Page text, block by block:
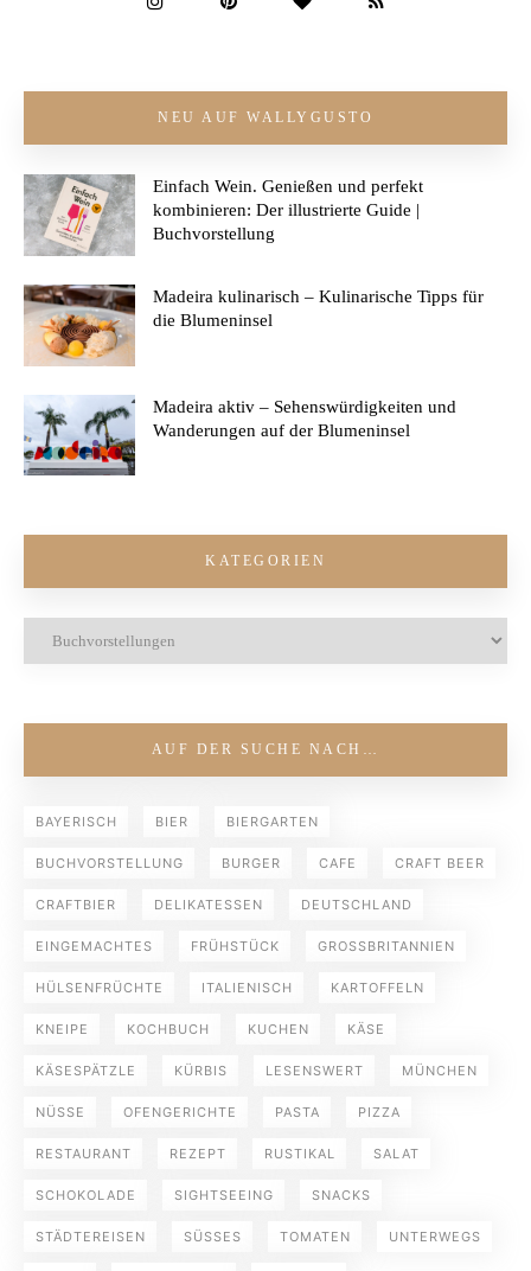
NEU AUF WALLYGUSTO
Einfach Wein. Genießen und perfekt
kombinieren: Der illustrierte Guide |
Buchvorstellung
Madeira kulinarisch – Kulinarische Tipps für
die Blumeninsel
Madeira aktiv – Sehenswürdigkeiten und
Wanderungen auf der Blumeninsel
KATEGORIEN
AUF DER SUCHE NACH…
BAYERISCH BIER BIERGARTEN
BUCHVORSTELLUNG BURGER CAFE CRAFT BEER
CRAFTBIER DELIKATESSEN DEUTSCHLAND
EINGEMACHTES FRÜHSTÜCK GROSSBRITANNIEN
HÜLSENFRÜCHTE ITALIENISCH KARTOFFELN
KNEIPE KOCHBUCH KUCHEN KÄSE
KÄSESPÄTZLE KÜRBIS LESENSWERT MÜNCHEN
NÜSSE OFENGERICHTE PASTA PIZZA
RESTAURANT REZEPT RUSTIKAL SALAT
SCHOKOLADE SIGHTSEEING SNACKS
STÄDTEREISEN SÜSSES TOMATEN UNTERWEGS